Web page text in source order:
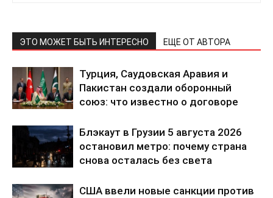
ЭТО МОЖЕТ БЫТЬ ИНТЕРЕСНО ЕЩЕ ОТ АВТОРА
Турция, Саудовская Аравия и
Пакистан создали оборонный
союз: что известно о договоре
Блэкаут в Грузии 5 августа 2026
остановил метро: почему страна
снова осталась без света
США ввели новые санкции против